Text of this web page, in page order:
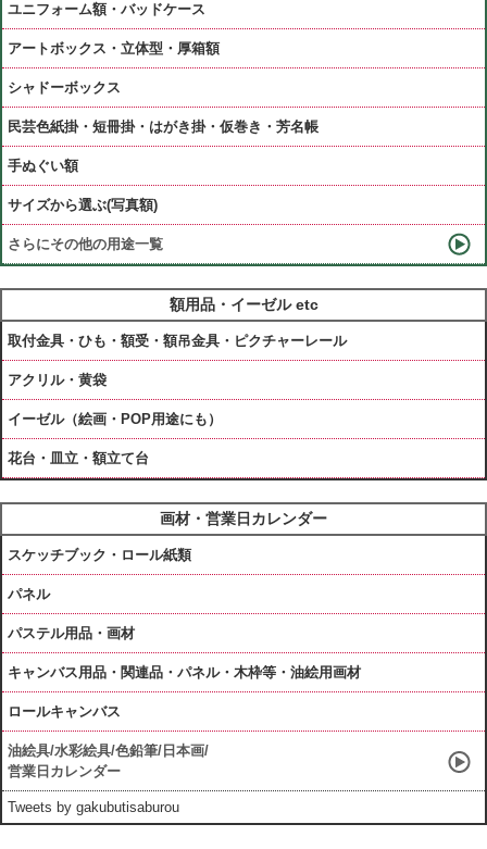
ユニフォーム額・バッドケース
アートボックス・立体型・厚箱額
シャドーボックス
民芸色紙掛・短冊掛・はがき掛・仮巻き・芳名帳
手ぬぐい額
サイズから選ぶ(写真額)
さらにその他の用途一覧
額用品・イーゼル etc
取付金具・ひも・額受・額吊金具・ピクチャーレール
アクリル・黄袋
イーゼル（絵画・POP用途にも）
花台・皿立・額立て台
画材・営業日カレンダー
スケッチブック・ロール紙類
パネル
パステル用品・画材
キャンバス用品・関連品・パネル・木枠等・油絵用画材
ロールキャンバス
油絵具/水彩絵具/色鉛筆/日本画/
営業日カレンダー
Tweets by gakubutisaburou